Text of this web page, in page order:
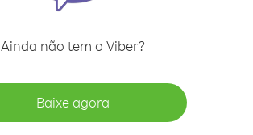
Ainda não tem o Viber?
Baixe agora